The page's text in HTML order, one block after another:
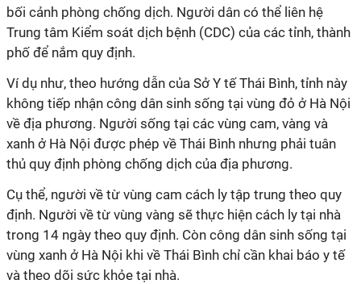
bối cảnh phòng chống dịch. Người dân có thể liên hệ
Trung tâm Kiểm soát dịch bệnh (CDC) của các tỉnh, thành
phố để nắm quy định.
Ví dụ như, theo hướng dẫn của Sở Y tế Thái Bình, tỉnh này
không tiếp nhận công dân sinh sống tại vùng đỏ ở Hà Nội
về địa phương. Người sống tại các vùng cam, vàng và
xanh ở Hà Nội được phép về Thái Bình nhưng phải tuân
thủ quy định phòng chống dịch của địa phương.
Cụ thể, người về từ vùng cam cách ly tập trung theo quy
định. Người về từ vùng vàng sẽ thực hiện cách ly tại nhà
trong 14 ngày theo quy định. Còn công dân sinh sống tại
vùng xanh ở Hà Nội khi về Thái Bình chỉ cần khai báo y tế
và theo dõi sức khỏe tại nhà.